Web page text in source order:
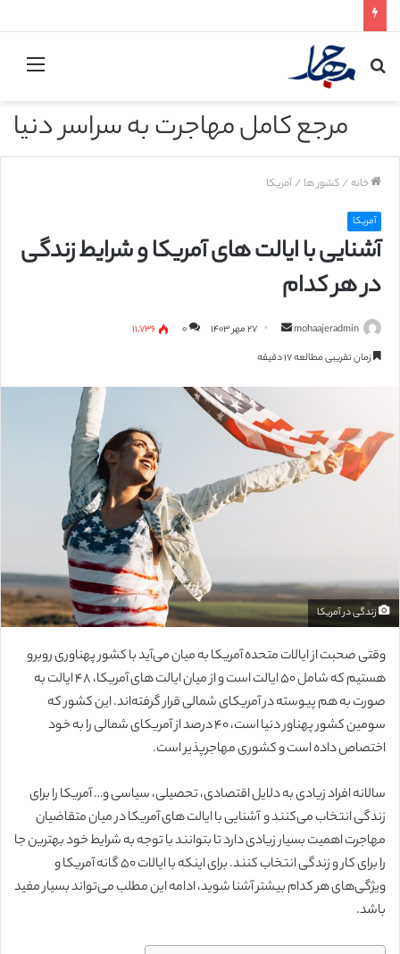
جستجو
مرجع کامل مهاجرت به سراسر دنیا
خانه / کشور ها / آمریکا
آمریکا
آشنایی با ایالت های آمریکا و شرایط زندگی
در هر کدام
mohaajeradmin
ر
ل
ب
ه
ا
۲۷ مهر ۱۴۰۳ ۰
۱۱,۷۳۶
زمان تقریبی مطالعه ۱۷ دقیقه
زندگی در آمریکا
وقتی صحبت از ایالات متحده آمریکا به میان می‌آید با کشور پهناوری روبرو
هستیم که شامل ۵۰ ایالت است و از میان ایالت های آمریکا، ۴۸ ایالت به
صورت به هم پیوسته در آمریکای شمالی قرار گرفته‌اند. این کشور که
سومین کشور پهناور دنیا است، ۴۰ درصد از آمریکای شمالی را به خود
اختصاص داده است و کشوری مهاجرپذیر است.
سالانه افراد زیادی به دلایل اقتصادی، تحصیلی، سیاسی و… آمریکا را برای
زندگی انتخاب می‌کنند و آشنایی با ایالت های آمریکا در میان متقاضیان
مهاجرت اهمیت بسیار زیادی دارد تا بتوانند با توجه به شرایط خود بهترین جا
را برای کار و زندگی انتخاب کنند. برای اینکه با ایالات ۵۰ گانه آمریکا و
ویژگی‌های هر کدام بیشتر آشنا شوید،‌ ادامه این مطلب می‌تواند بسیار مفید
باشد.